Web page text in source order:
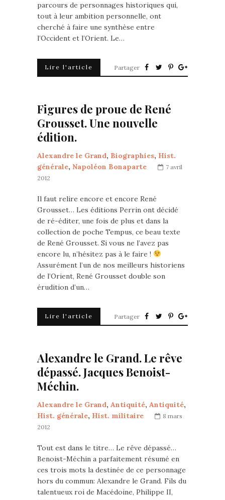
parcours de personnages historiques qui,
tout à leur ambition personnelle, ont
cherché à faire une synthèse entre
l’Occident et l’Orient. Le…
Lire l'article Partager
Figures de proue de René
Grousset. Une nouvelle
édition.
Alexandre le Grand, Biographies, Hist.
générale, Napoléon Bonaparte
7 avril
2012
Il faut relire encore et encore René
Grousset… Les éditions Perrin ont décidé
de ré-éditer, une fois de plus et dans la
collection de poche Tempus, ce beau texte
de René Grousset. Si vous ne l’avez pas
encore lu, n’hésitez pas à le faire !
Assurément l’un de nos meilleurs historiens
de l’Orient, René Grousset double son
érudition d’un…
Lire l'article Partager
Alexandre le Grand. Le rêve
dépassé. Jacques Benoist-
Méchin.
Alexandre le Grand, Antiquité, Antiquité,
Hist. générale, Hist. militaire
8 mars
2012
Tout est dans le titre… Le rêve dépassé…
Benoist-Méchin a parfaitement résumé en
ces trois mots la destinée de ce personnage
hors du commun: Alexandre le Grand. Fils du
talentueux roi de Macédoine, Philippe II,